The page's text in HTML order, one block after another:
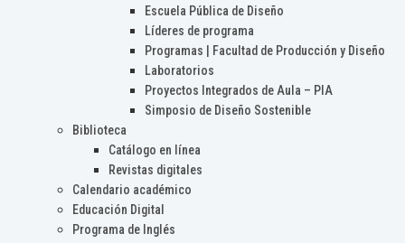
Escuela Pública de Diseño
Líderes de programa
Programas | Facultad de Producción y Diseño
Laboratorios
Proyectos Integrados de Aula – PIA
Simposio de Diseño Sostenible
Biblioteca
Catálogo en línea
Revistas digitales
Calendario académico
Educación Digital
Programa de Inglés